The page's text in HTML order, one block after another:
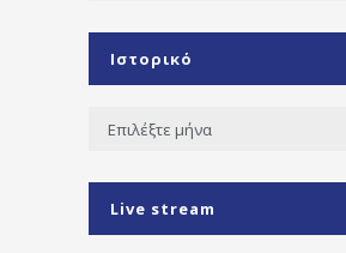
Ιστορικό
Ιστορικό
Live stream